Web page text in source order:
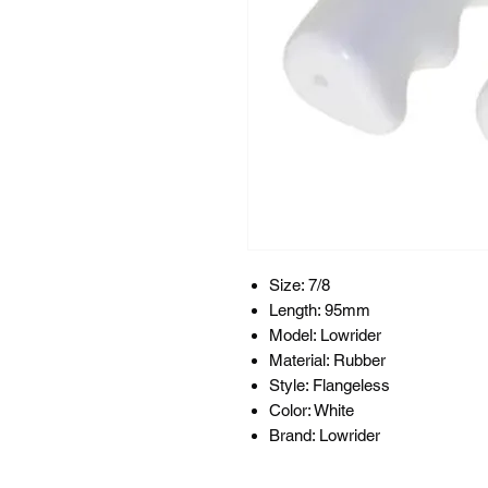
Size: 7/8
Length: 95mm
Model: Lowrider
Material: Rubber
Style: Flangeless
Color: White
Brand: Lowrider